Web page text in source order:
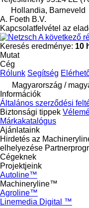
Hollandia, Barneveld
A. Foeth B.V.
Kapcsolatfelvétel az
A következő
Keresés eredménye: 10
Mutat
Cég
Rólunk Segítség
Magyarország /
Információk
Általános szerződési
Biztonsági tippek
Márkakatalógus
Ajánlataink
Hirdetés az
elhelyezése
Cégeknek
Projektjeink
Autoline™
Machineryline™
Agroline™
Linemedia Digital ™